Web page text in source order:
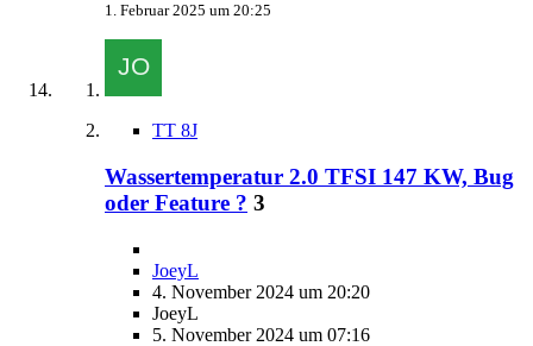
1. Februar 2025 um 20:25
TT 8J
Wassertemperatur 2.0 TFSI 147 KW, Bug
oder Feature ? 3
JoeyL
4. November 2024 um 20:20
JoeyL
5. November 2024 um 07:16